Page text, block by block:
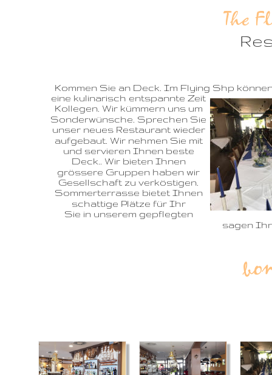
The
Kommen Sie an Deck. Im Flying Shp
eine kulinarisch entspannte Zeit
Kollegen. Wir kümmern uns um
Sonderwünsche. Sprechen Sie
unser neues Restaurant wieder
aufgebaut. Wir nehmen Sie mit
und servieren Ihnen beste
Deck.. Wir bieten Ihnen
grössere Gruppen haben wir
Gesellschaft zu verköstigen.
Sommerterrasse bietet Ihnen
schattige Plätze für Ihr
Sie in unserem gepflegten
sagen